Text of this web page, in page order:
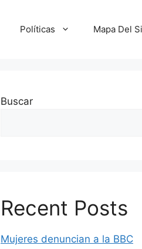
Políticas Mapa Del
Buscar
Recent Posts
Mujeres denuncian a la BBC